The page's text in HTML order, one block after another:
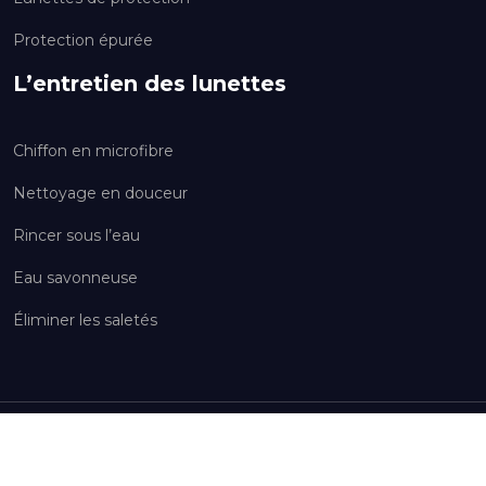
Protection épurée
L’entretien des lunettes
Chiffon en microfibre
Nettoyage en douceur
Rincer sous l’eau
Eau savonneuse
Éliminer les saletés